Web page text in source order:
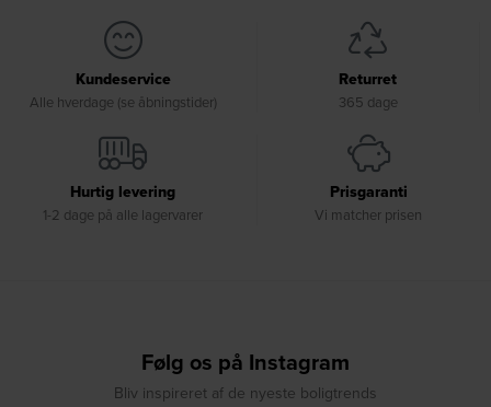
Kundeservice
Alle hverdage (se åbningstider)
Returret
365 dage
Hurtig levering
1-2 dage på alle lagervarer
Prisgaranti
Vi matcher prisen
Følg os på Instagram
Bliv inspireret af de nyeste boligtrends